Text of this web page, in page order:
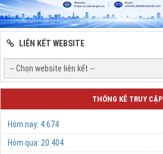
LIÊN KẾT WEBSITE
THỐNG KÊ TRUY CẬP
Hôm nay: 4.674
Hôm qua: 20.404